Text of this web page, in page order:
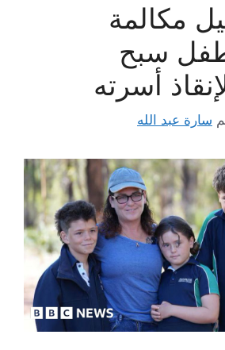
مكالمة
سبح
أسرته
سارة عبد الله